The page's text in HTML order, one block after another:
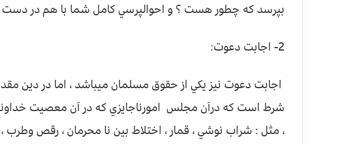
بپرسد كه چطور هست ؟ و احوالپرسي كامل شما با هم در
2- اجابت دعوت:
اجابت دعوت نيز يكي از حقوق مسلمان ميباشد ، اما در دين
شرط است كه درآن مجلس امورناجايزي كه در آن معصيت
، مثل : شراب نوشي ، قمار ، اختلاط بين نا محرمان ، رقص